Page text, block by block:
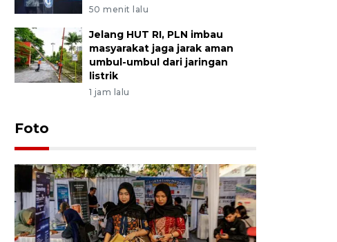
50 menit lalu
Jelang HUT RI, PLN imbau
masyarakat jaga jarak aman
umbul-umbul dari jaringan
listrik
1 jam lalu
Foto